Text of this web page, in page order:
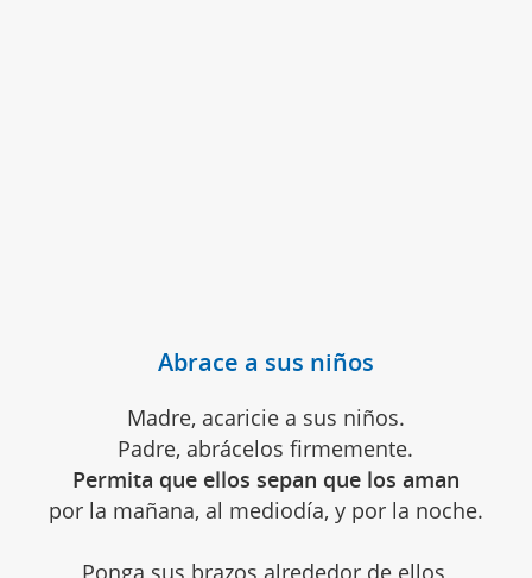
Abrace a sus niños
Madre, acaricie a sus niños.
Padre, abrácelos firmemente.
Permita que ellos sepan que los aman
por la mañana, al mediodía, y por la noche.